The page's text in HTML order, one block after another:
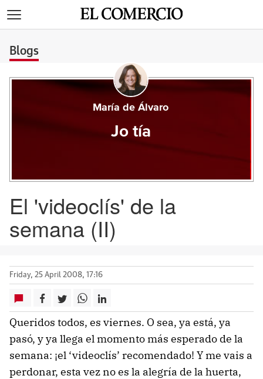
Blogs
María de Álvaro
Jo tía
El 'videoclís' de la
semana (II)
Friday, 25 April 2008, 17:16
Queridos todos, es viernes. O sea, ya está, ya
pasó, y ya llega el momento más esperado de la
semana: ¡el ‘videoclís’ recomendado! Y me vais a
perdonar, esta vez no es la alegría de la huerta,